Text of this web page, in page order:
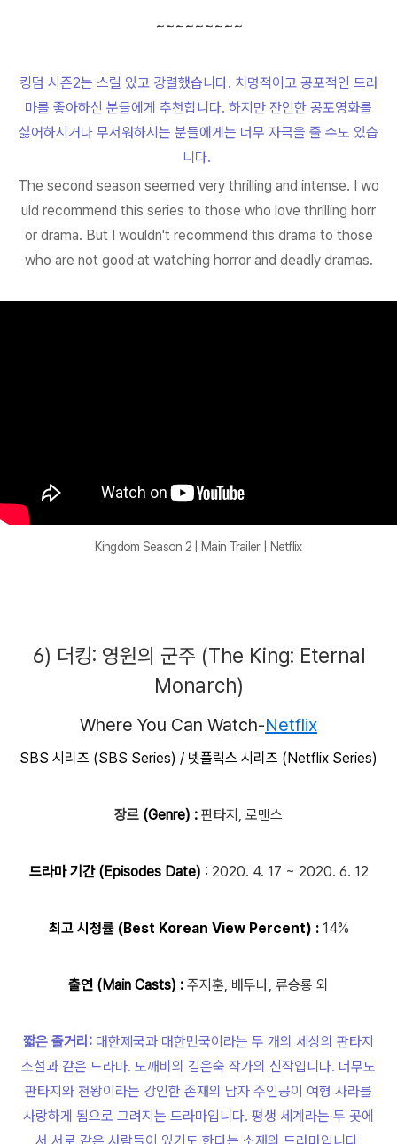
~~~~~~~~~
킹덤 시즌2는 스릴 있고 강렬했습니다. 치명적이고 공포적인 드라
마를 좋아하신 분들에게 추천합니다. 하지만 잔인한 공포영화를
싫어하시거나 무서워하시는 분들에게는 너무 자극을 줄 수도 있습
니다.
The second season seemed very thrilling and intense. I wo
uld recommend this series to those who love thrilling horr
or drama. But I wouldn't recommend this drama to those
who are not good at watching horror and deadly dramas.
Kingdom Season 2 | Main Trailer | Netflix
6) 더킹: 영원의 군주 (The King: Eternal
Monarch)
Where You Can Watch-Netflix
SBS 시리즈 (SBS Series) / 넷플릭스 시리즈 (Netflix Series)
장르 (Genre) : 판타지, 로맨스
드라마 기간 (Episodes Date) : 2020. 4. 17 ~ 2020. 6. 12
최고 시청률 (Best Korean View Percent) : 14%
출연 (Main Casts) : 주지훈, 배두나, 류승룡 외
짧은 줄거리: 대한제국과 대한민국이라는 두 개의 세상의 판타지
소설과 같은 드라마. 도깨비의 김은숙 작가의 신작입니다. 너무도
판타지와 천왕이라는 강인한 존재의 남자 주인공이 여형 사라를
사랑하게 됨으로 그려지는 드라마입니다. 평생 세계라는 두 곳에